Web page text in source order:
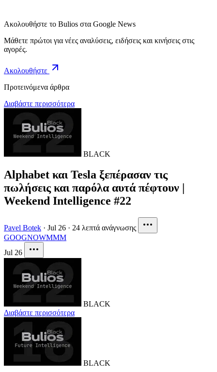
Ακολουθήστε το Bulios στα Google News
Μάθετε πρώτοι για νέες αναλύσεις, ειδήσεις και κινήσεις στις
αγορές.
Ακολουθήστε
Προτεινόμενα άρθρα
Διαβάστε περισσότερα
BLACK
Alphabet και Tesla ξεπέρασαν τις
πωλήσεις και παρόλα αυτά πέφτουν |
Weekend Intelligence #22
Pavel Botek · Jul 26 · 24 λεπτά ανάγνωσης
GOOGNOWMMM
Jul 26
BLACK
Διαβάστε περισσότερα
BLACK